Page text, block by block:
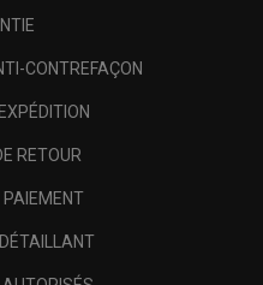
CONTREFAÇON
RETOUR